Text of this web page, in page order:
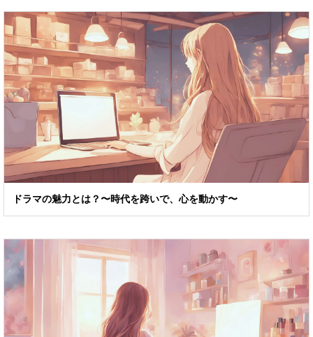
ドラマの魅力とは？〜時代を跨いで、心を動かす〜